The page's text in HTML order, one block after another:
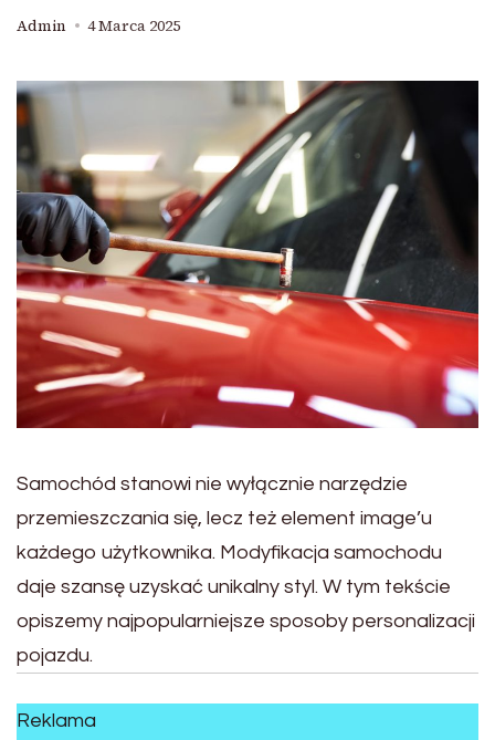
Admin 4 Marca 2025
Samochód stanowi nie wyłącznie narzędzie
przemieszczania się, lecz też element image’u
każdego użytkownika. Modyfikacja samochodu
daje szansę uzyskać unikalny styl. W tym tekście
opiszemy najpopularniejsze sposoby personalizacji
pojazdu.
Reklama